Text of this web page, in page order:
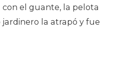
el guante, la pelota
la atrapó y fue